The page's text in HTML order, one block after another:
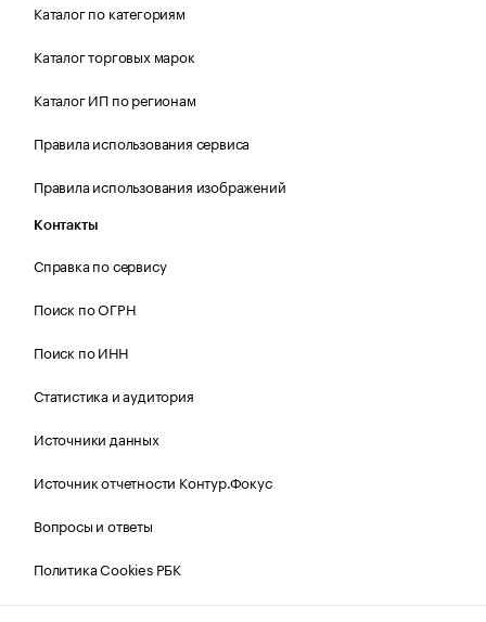
Каталог по категориям
Каталог торговых марок
Каталог ИП по регионам
Правила использования сервиса
Правила использования изображений
Контакты
Справка по сервису
Поиск по ОГРН
Поиск по ИНН
Статистика и аудитория
Источники данных
Источник отчетности Контур.Фокус
Вопросы и ответы
Политика Cookies РБК